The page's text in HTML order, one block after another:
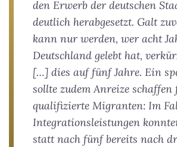
den Erwerb der deutschen
deutlich herabgesetzt. Galt
kann nur werden, wer acht
Deutschland gelebt hat,
[…] dies auf fünf Jahre. Ein
sollte zudem Anreize schaffen
qualifizierte Migranten: Im
Integrationsleistungen
statt nach fünf bereits nach